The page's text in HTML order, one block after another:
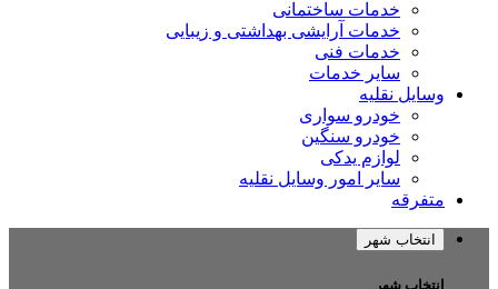
خدمات ساختمانی
خدمات آرایشی بهداشتی و زیبایی
خدمات فنی
سایر خدمات
نقلیه
خودرو سواری
خودرو سنگین
لوازم یدکی
سایر امور وسایل نقلیه
شهر
شهر